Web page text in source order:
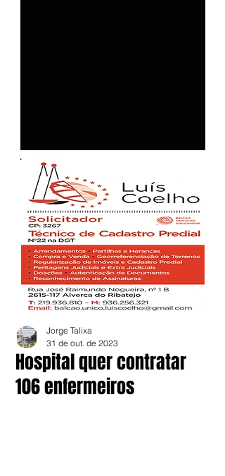
Hospital quer contratar
106 enfermeiros
Jorge Talixa
31 de out. de 2023